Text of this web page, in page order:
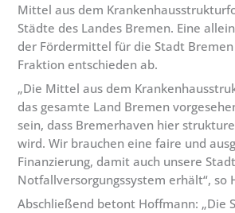
Mittel aus dem
Städte des Landes Bremen. Eine
der Fördermittel für die Stadt Bremen
Fraktion entschieden ab.
„Die Mittel aus dem
das gesamte Land Bremen
sein, dass Bremerhaven hier
wird. Wir brauchen eine faire und
Finanzierung, damit auch unsere
Notfallversorgungssystem erhält“, so
Abschließend betont Hoffmann: „Die